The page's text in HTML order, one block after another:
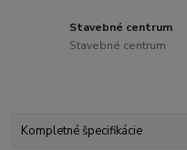
Stavebné centrum
Stavebné centrum
Kompletné špecifikácie